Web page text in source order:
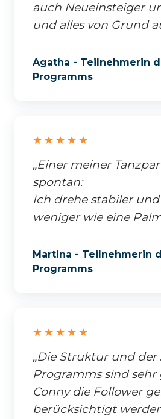
auch Neueinsteiger
und alles von Grund
Agatha - Teilnehmerin
Programms
★★★★★
„Einer meiner
spontan:
Ich drehe stabiler
weniger wie eine
Martina - Teilnehmerin
Programms
★★★★★
„Die Struktur und der
Programms sind sehr
Conny die Follower
berücksichtigt